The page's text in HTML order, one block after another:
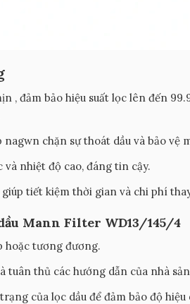
, đảm bảo hiệu suất lọc lên đến
chặn sự thoát dầu và bảo vệ
và nhiệt độ cao, đáng tin cậy.
tiết kiệm thời gian và chi phí
Mann Filter WD13/145/4
hoặc tương đương.
tuân thủ các hướng dẫn của nhà
của lọc dầu để đảm bảo độ